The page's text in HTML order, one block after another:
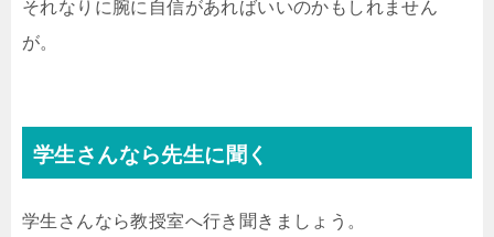
それなりに腕に自信があればいいのかもしれません
が。
学生さんなら先生に聞く
学生さんなら教授室へ行き聞きましょう。